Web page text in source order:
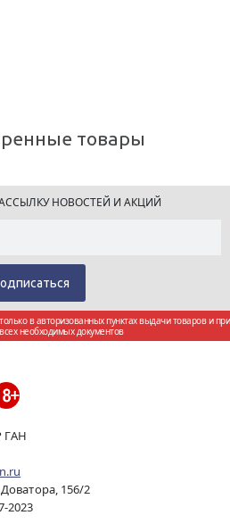
товары
НОВОСТЕЙ И АКЦИЙ
в авторизованных пунктах выдачи товаров и при
необходимых документов
ГАН
156/2
2023